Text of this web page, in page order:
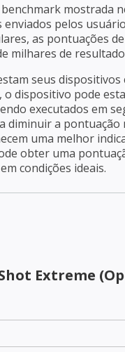
mostrada
pelos
as pontuações
milhares de
seus dispositivos
o dispositivo pode
executados em
diminuir a pontuação
uma melhor
obter uma
condições ideais.
Extreme